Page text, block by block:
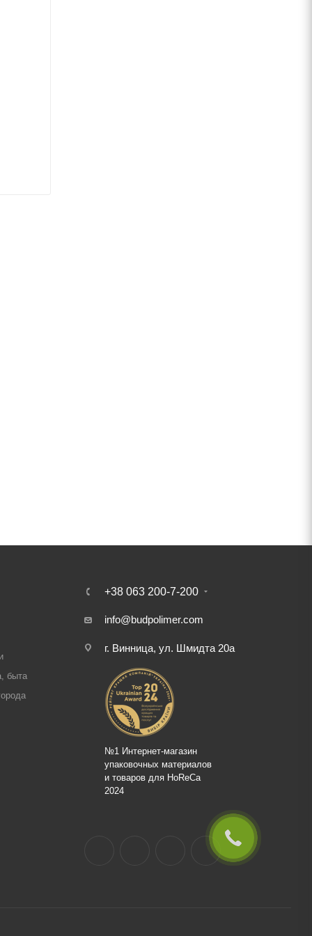
быта
+38 063 200-7-200
info@budpolimer.com
г. Винница, ул. Шмидта 20а
№1 Интернет-магазин
упаковочных материалов
и товаров для HoReCa
2024